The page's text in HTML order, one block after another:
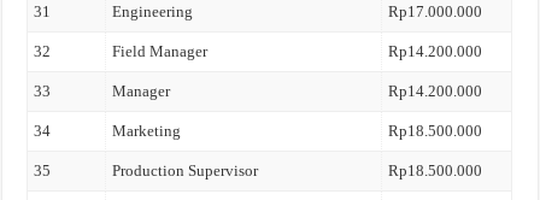
31 Engineering Rp17.000.000
32 Field Manager Rp14.200.000
33 Manager Rp14.200.000
34 Marketing Rp18.500.000
35 Production Supervisor Rp18.500.000